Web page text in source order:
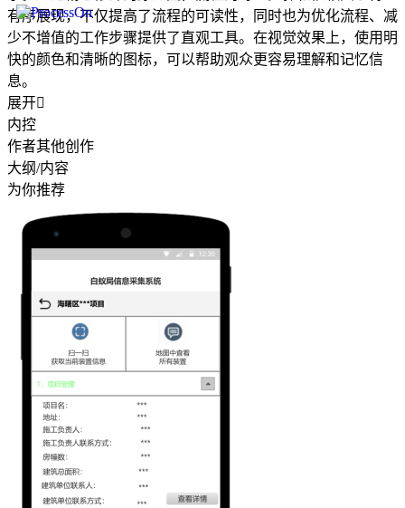
有序展现，不仅提高了流程的可读性，同时也为优化流程、减
少不增值的工作步骤提供了直观工具。在视觉效果上，使用明
快的颜色和清晰的图标，可以帮助观众更容易理解和记忆信
息。
展开
内控
作者其他创作
大纲/内容
为你推荐